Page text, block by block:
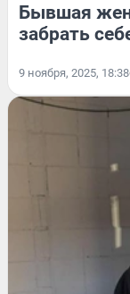
Бывшая
забрать
9 ноября, 2025, 18:38